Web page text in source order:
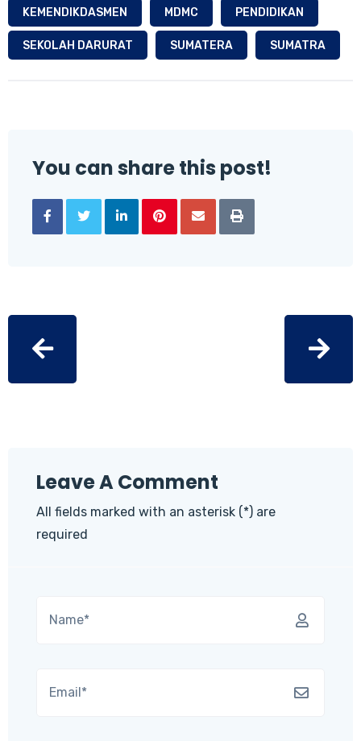
KEMENDIKDASMEN MDMC PENDIDIKAN
SEKOLAH DARURAT SUMATERA SUMATRA
You can share this post!
Leave A Comment
All fields marked with an asterisk (*) are
required